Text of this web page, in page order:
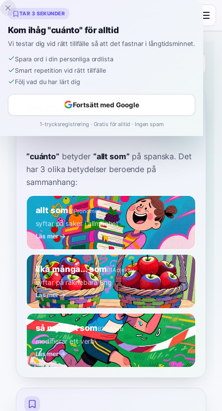
Inklingo
Ordbok
Hem›Spanska ›Ordbok
cuánto
KWAN-toh ˈkwanto
“cuánto” betyder “allt som” på spanska. Det
har 3 olika betydelser beroende på
sammanhang:
allt somB1Pronomen
syftar på saker i allmänhet
Läs mer →
lika många... somB1Adjektiv
syftar på räknebara ting
Läs mer →
så mycket somB2Adverb
modifierar ett verb
Läs mer →
TAR 3 SEKUNDER
Kom ihåg "cuánto" för alltid
Vi testar dig vid rätt tillfälle så att det fastnar i långtidsminnet.
Spara ord i din personliga ordlista
Smart repetition vid rätt tillfälle
Följ vad du har lärt dig
Fortsätt med Google
1-trycksregistrering · Gratis för alltid · Ingen spam